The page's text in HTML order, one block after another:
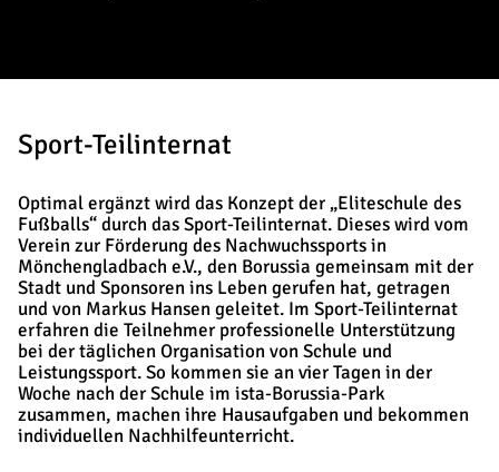
Sport-Teilinternat
Optimal ergänzt wird das Konzept der „Eliteschule des
Fußballs“ durch das Sport-Teilinternat. Dieses wird vom
Verein zur Förderung des Nachwuchssports in
Mönchengladbach e.V., den Borussia gemeinsam mit der
Stadt und Sponsoren ins Leben gerufen hat, getragen
und von Markus Hansen geleitet. Im Sport-Teilinternat
erfahren die Teilnehmer professionelle Unterstützung
bei der täglichen Organisation von Schule und
Leistungssport. So kommen sie an vier Tagen in der
Woche nach der Schule im ista-Borussia-Park
zusammen, machen ihre Hausaufgaben und bekommen
individuellen Nachhilfeunterricht.